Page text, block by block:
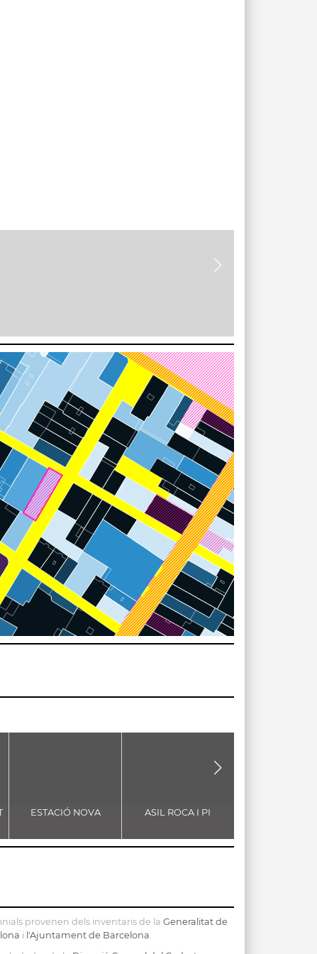
ESTACIÓ NOVA ASIL ROCA I PI
provenen dels inventaris de la Generalitat de
i l'Ajuntament de Barcelona.